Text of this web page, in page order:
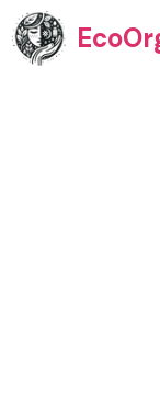
Přeskočit
na
obsah